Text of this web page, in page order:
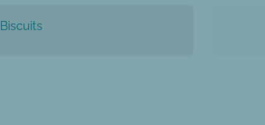
Biscuits